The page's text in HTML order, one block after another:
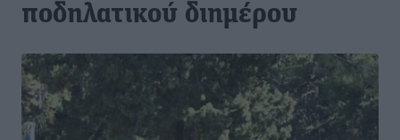
ποδηλατικού διημέρου